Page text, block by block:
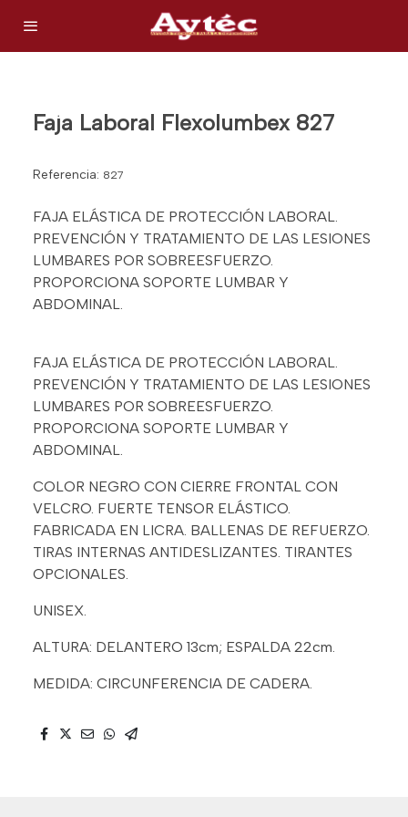
Faja Laboral Flexolumbex 827
Referencia: 827
FAJA ELÁSTICA DE PROTECCIÓN LABORAL.
PREVENCIÓN Y TRATAMIENTO DE LAS LESIONES
LUMBARES POR SOBREESFUERZO.
PROPORCIONA SOPORTE LUMBAR Y
ABDOMINAL.
FAJA ELÁSTICA DE PROTECCIÓN LABORAL.
PREVENCIÓN Y TRATAMIENTO DE LAS LESIONES
LUMBARES POR SOBREESFUERZO.
PROPORCIONA SOPORTE LUMBAR Y
ABDOMINAL.
COLOR NEGRO CON CIERRE FRONTAL CON
VELCRO. FUERTE TENSOR ELÁSTICO.
FABRICADA EN LICRA. BALLENAS DE REFUERZO.
TIRAS INTERNAS ANTIDESLIZANTES. TIRANTES
OPCIONALES.
UNISEX.
ALTURA: DELANTERO 13cm; ESPALDA 22cm.
MEDIDA: CIRCUNFERENCIA DE CADERA.